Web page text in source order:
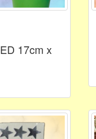
17cm x